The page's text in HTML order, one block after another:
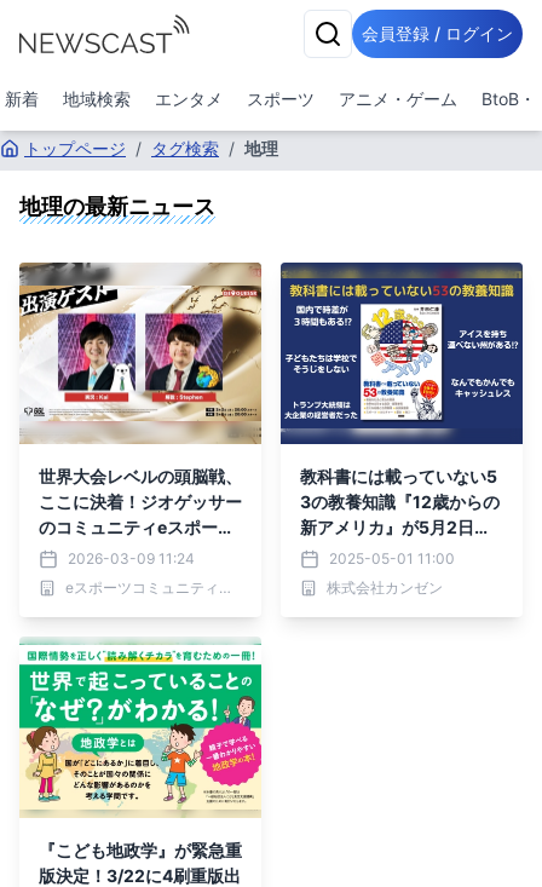
会員登録 / ログイン
新着 地域検索 エンタメ スポーツ アニメ・ゲーム BtoB・
トップページ / タグ検索 / 地理
地理の最新ニュース
世界大会レベルの頭脳戦、
ここに決着！ジオゲッサー
のコミュニティeスポーツ
大会『GGL GeoGuess
r』、決勝戦をストレート
で勝利し.kg選手が初代王
2026-03-09 11:24
eスポーツコミュニティ「GGL」
教科書には載っていない5
3の教養知識『12歳からの
新アメリカ』が5月2日発
売
2025-05-01 11:00
株式会社カンゼン
『こども地政学』が緊急重
版決定！3/22に4刷重版出